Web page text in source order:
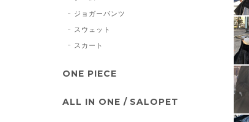
ジョガーパンツ
スウェット
スカート
ONE PIECE
ALL IN ONE / SALOPET